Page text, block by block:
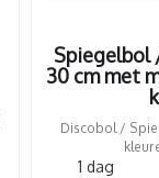
Spiegelbol
30 cm met
Discobol /
1 dag